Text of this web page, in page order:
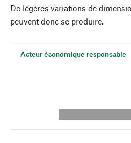
De légères variations de
peuvent donc se produire.
Acteur économique responsable